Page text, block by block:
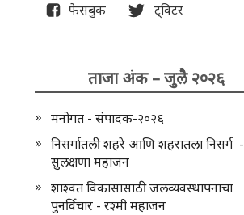
फेसबुक ट्विटर
ताजा अंक – जुलै २०२६
मनोगत - संपादक-२०२६
निसर्गातली शहरे आणि शहरातला निसर्ग -
सुलक्षणा महाजन
शाश्वत विकासासाठी जलव्यवस्थापनाचा
पुनर्विचार - रश्मी महाजन